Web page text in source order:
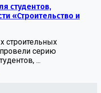
студентов,
«Строительство и
строительных
серию
...